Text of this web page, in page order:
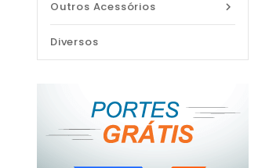

Outros Acessórios
Diversos